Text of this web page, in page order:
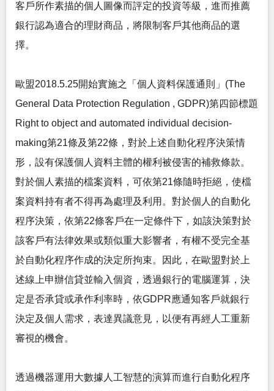
客戶所作素描的個人圖像而評定的投資等級，進而推薦
銀行認為適合的理財商品，將限制客戶其他商品的選
擇。
歐盟2018.5.25開始實施之「個人資料保護通則」(The
General Data Protection Regulation , GDPR)第四節標題
Right to object and automated individual decision-
making第21條及第22條，對於上述自動化程序決策情
形，設有保護個人資料主體的權利被侵害的補救條款。
對於個人素描的檔案資料，可依第21條隨時拒絕，使檔
案資料持有者不得再為處理及利用。對於個人的自動化
程序決策，依第22條客戶在一定條件下，如該決策對於
該客戶有法律效果或類似重大影響者，有權不受完全基
於自動化程序作成的決定所拘束。因此，在歐盟對於上
述線上申辦信貸並輸入個資，透過銀行的電腦運算，決
定是否承貸或承作利率時，依GDPR應通知客戶就銀行
決定及個人需求，表達異議意見，以便有再經人工重新
審視的機會。
透過機器運用大數據人工智慧的演算而進行自動化程序